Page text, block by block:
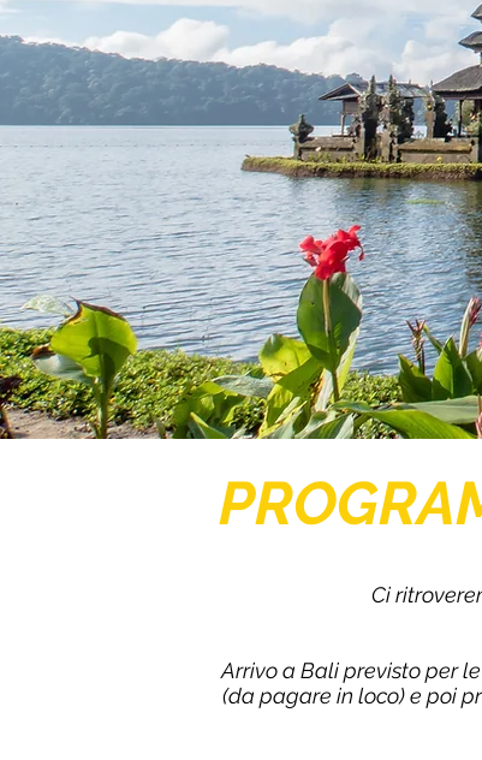
Ci
Arrivo a Bali previsto per
(da pagare in loco) e poi